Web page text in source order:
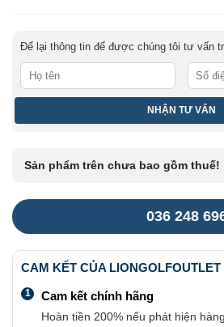
Để lại thông tin để được chúng tôi tư vấn
Sản phẩm trên chưa bao gồm thuế!
036 248
CAM KẾT CỦA LIONGOLFOUTLET
1 Cam kết chính hãng
Hoàn tiền 200% nếu phát hiện